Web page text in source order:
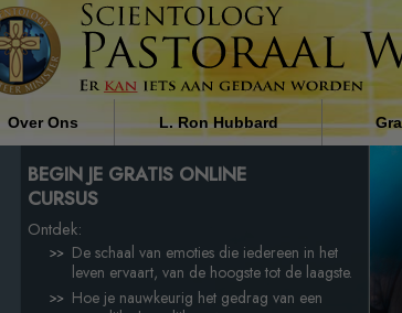
Over Ons
Wie zijn de Pastoraal Werkers?
Waarom Wij Helpen
L. Ron Hubbard
De Invloed van Religie op de
Maatschappij door L. Ron
BEGIN JE GRATIS ONLINE
CURSUS
Ontdek:
De schaal van emoties die iedereen in het
leven ervaart, van de hoogste tot de laagste.
Hoe je nauwkeurig het gedrag van een